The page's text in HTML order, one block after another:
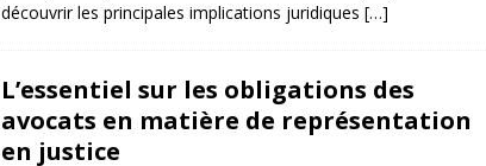
découvrir les principales implications juridiques […]
L’essentiel sur les obligations des
avocats en matière de représentation
en justice